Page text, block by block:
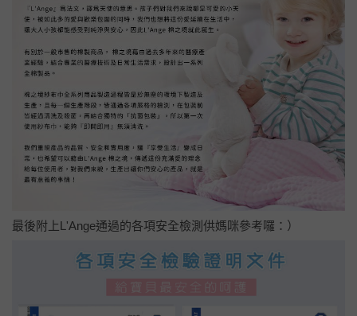
最後附上L'Ange通過的各項安全檢測供媽咪參考囉：）